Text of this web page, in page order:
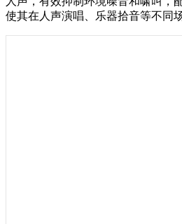
使其在人声演唱、乐器拾音等不同